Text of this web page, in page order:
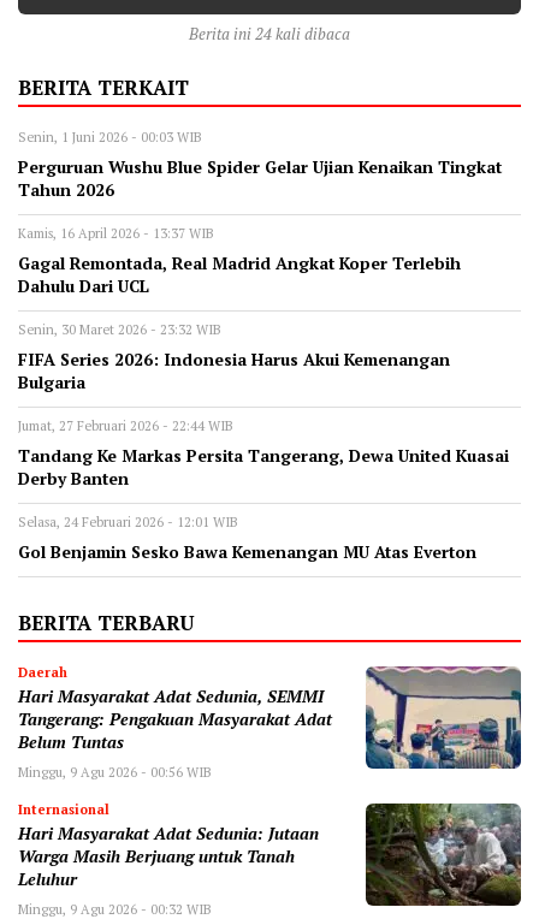
Berita ini 24 kali dibaca
BERITA TERKAIT
Senin, 1 Juni 2026 - 00:03 WIB
Perguruan Wushu Blue Spider Gelar Ujian Kenaikan Tingkat
Tahun 2026
Kamis, 16 April 2026 - 13:37 WIB
Gagal Remontada, Real Madrid Angkat Koper Terlebih
Dahulu Dari UCL
Senin, 30 Maret 2026 - 23:32 WIB
FIFA Series 2026: Indonesia Harus Akui Kemenangan
Bulgaria
Jumat, 27 Februari 2026 - 22:44 WIB
Tandang Ke Markas Persita Tangerang, Dewa United Kuasai
Derby Banten
Selasa, 24 Februari 2026 - 12:01 WIB
Gol Benjamin Sesko Bawa Kemenangan MU Atas Everton
BERITA TERBARU
Daerah
Hari Masyarakat Adat Sedunia, SEMMI
Tangerang: Pengakuan Masyarakat Adat
Belum Tuntas
Minggu, 9 Agu 2026 - 00:56 WIB
Internasional
Hari Masyarakat Adat Sedunia: Jutaan
Warga Masih Berjuang untuk Tanah
Leluhur
Minggu, 9 Agu 2026 - 00:32 WIB